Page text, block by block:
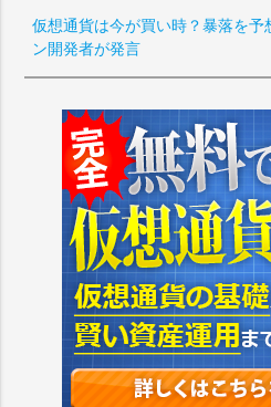
仮想通貨は今が買い時？暴落を予
ン開発者が発言